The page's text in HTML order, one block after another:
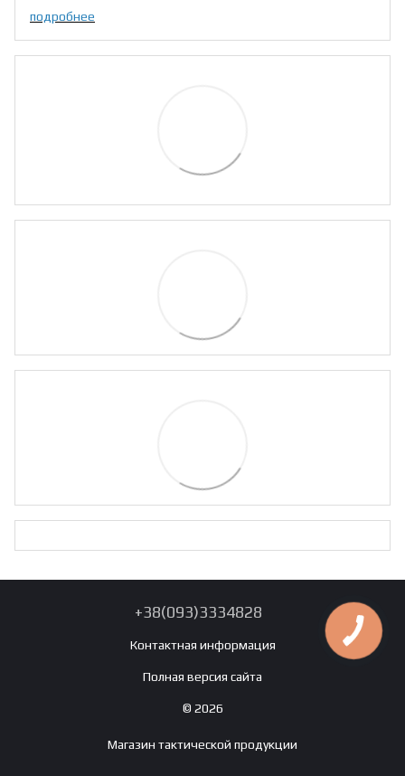
подробнее
+38(093)3334828
Контактная информация
Полная версия сайта
© 2026
Магазин тактической продукции